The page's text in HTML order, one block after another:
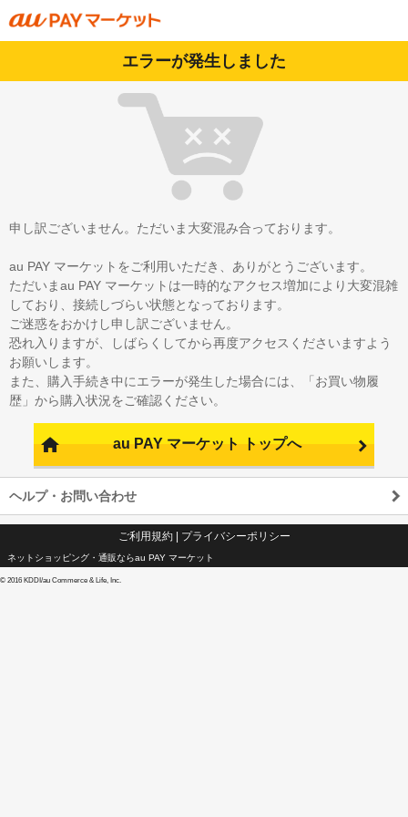
エラーが発生しました
申し訳ございません。ただいま大変混み合っております。
au PAY マーケットをご利用いただき、ありがとうございます。
ただいまau PAY マーケットは一時的なアクセス増加により大変混雑
しており、接続しづらい状態となっております。
ご迷惑をおかけし申し訳ございません。
恐れ入りますが、しばらくしてから再度アクセスくださいますよう
お願いします。
また、購入手続き中にエラーが発生した場合には、「お買い物履
歴」から購入状況をご確認ください。
au PAY マーケット トップへ
ヘルプ・お問い合わせ
ご利用規約| プライバシーポリシー
ネットショッピング・通販ならau PAY マーケット
© 2016 KDDI/au Commerce & Life, Inc.